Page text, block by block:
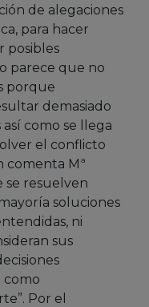
de alegaciones
para hacer
posibles
parece que no
porque
demasiado
como se llega
el conflicto
comenta Mª
se resuelven
soluciones
ni
sus
como
Por el